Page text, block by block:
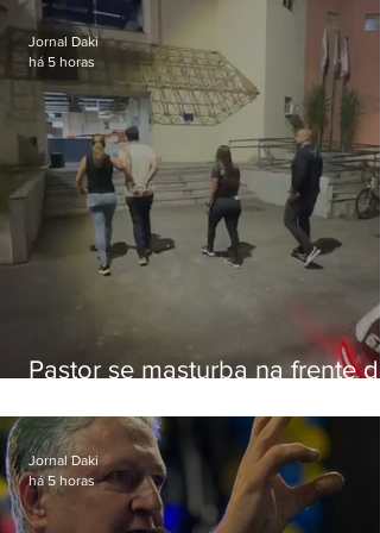
Botafogo
Pastor se masturba na frente de
Jornal Daki
há 5 horas
Jornal Daki
há 5 horas